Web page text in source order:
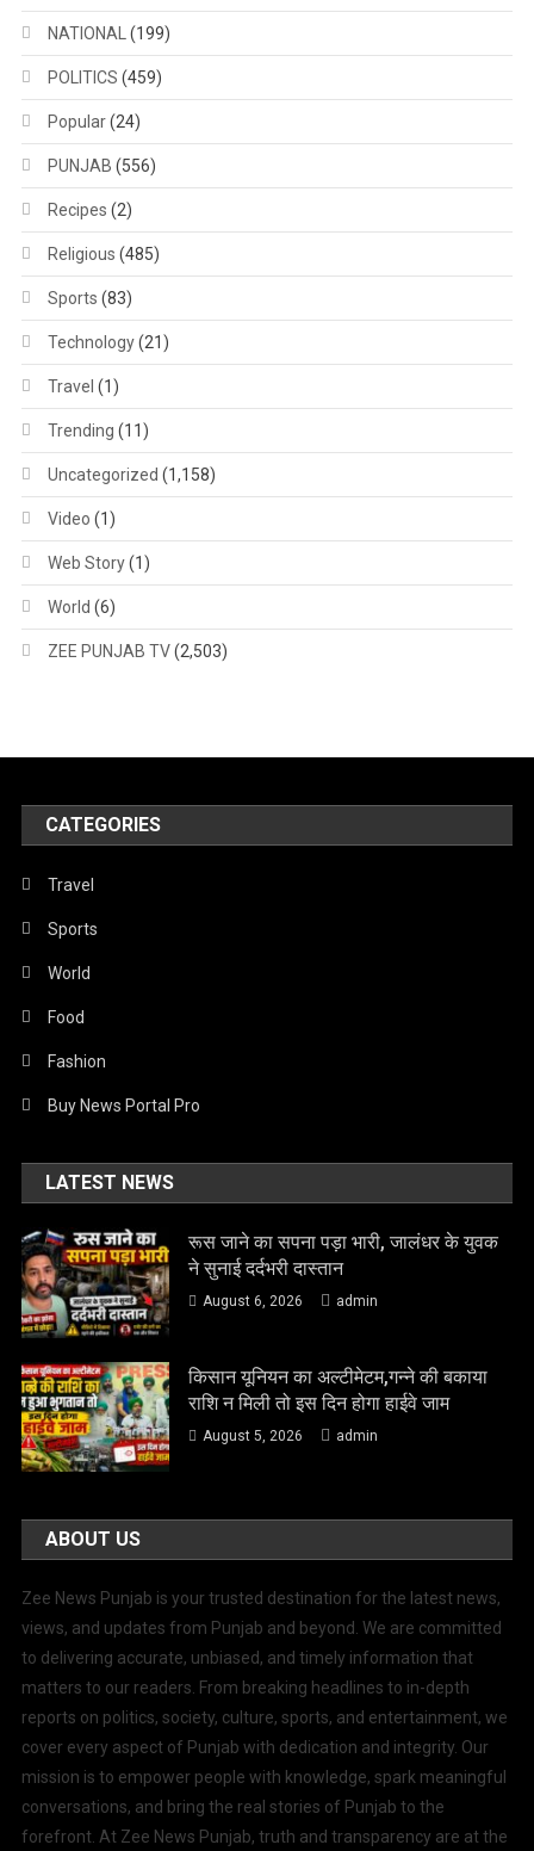
NATIONAL (199)
POLITICS (459)
Popular(24)
PUNJAB (556)
Recipes (2)
Religious (485)
Sports (83)
Technology(21)
Travel (1)
Trending (11)
Uncategorized (1,158)
Video (1)
Web Story(1)
World (6)
ZEE PUNJAB TV(2,503)
CATEGORIES
Travel
Sports
World
Food
Fashion
Buy News Portal Pro
LATEST NEWS
रूस जाने का सपना पड़ा भारी, जालंधर के युवक
ने सुनाई दर्दभरी दास्तान
August 6, 2026 admin
किसान यूनियन का अल्टीमेटम,गन्ने की बकाया
राशि न मिली तो इस दिन होगा हाईवे जाम
August 5, 2026 admin
ABOUT US
Zee News Punjab is your trusted destination for the latest news,
views, and updates from Punjab and beyond. We are committed
to delivering accurate, unbiased, and timely information that
matters to our readers. From breaking headlines to in-depth
reports on politics, society, culture, sports, and entertainment, we
cover every aspect of Punjab with dedication and integrity. Our
mission is to empower people with knowledge, spark meaningful
conversations, and bring the real stories of Punjab to the
forefront. At Zee News Punjab, truth and transparency are at the